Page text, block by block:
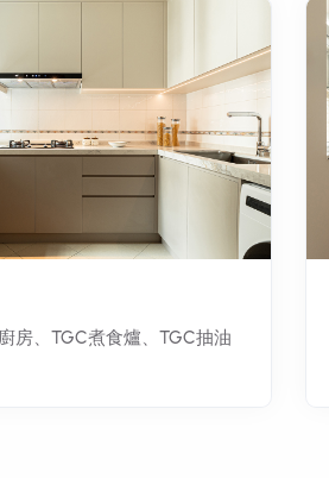
房、TGC煮食爐、TGC抽油